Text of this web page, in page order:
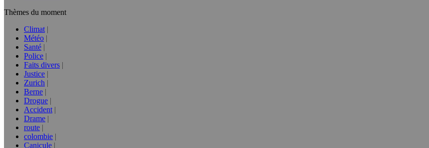
Thèmes du moment
Climat
Météo
Santé
Police
Faits divers
Justice
Zurich
Berne
Drogue
Accident
Drame
route
colombie
Canicule